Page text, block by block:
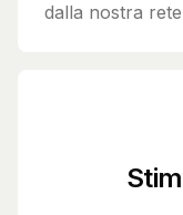
dalla nostra